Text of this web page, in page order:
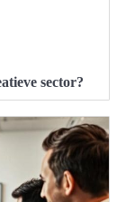
sector?